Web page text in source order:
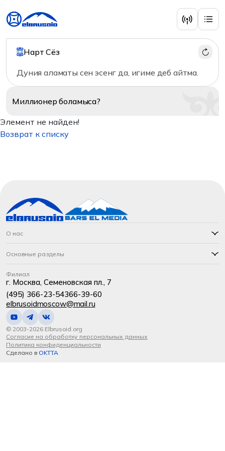
Нарт Сёз
Дуния аламаты сен эсенг да, игиме деб айтма.
Миллионерболамыса?
Элемент не найден!
Возврат к списку
О нас
Основные разделы
Филиал
г. Москва, Семеновская пл., 7
(495) 366-23-54366-39-60
elbrusoidmoscow@mail.ru
© 2003-2026 Elbrusoid.org
Согласие на обработку персональных данных
Политика конфиденциальности
Сделано в OKTTA